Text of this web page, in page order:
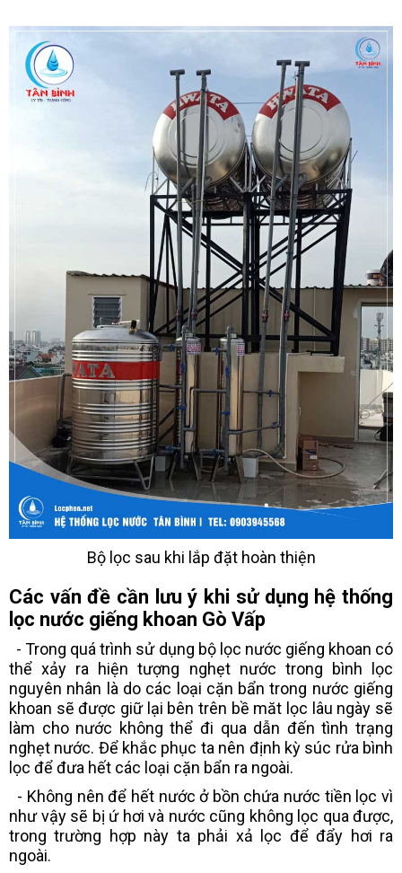
Bộ lọc sau khi lắp đặt hoàn thiện
Các vấn đề cần lưu ý khi sử dụng hệ thống
lọc nước giếng khoan Gò Vấp
- Trong quá trình sử dụng bộ lọc nước giếng khoan có
thể xảy ra hiện tượng nghẹt nước trong bình lọc
nguyên nhân là do các loại cặn bẩn trong nước giếng
khoan sẽ được giữ lại bên trên bề măt lọc lâu ngày sẽ
làm cho nước không thể đi qua dẫn đến tình trạng
nghẹt nước. Để khắc phục ta nên định kỳ súc rửa bình
lọc để đưa hết các loại cặn bẩn ra ngoài.
- Không nên để hết nước ở bồn chứa nước tiền lọc vì
như vậy sẽ bị ứ hơi và nước cũng không lọc qua được,
trong trường hợp này ta phải xả lọc để đẩy hơi ra
ngoài.